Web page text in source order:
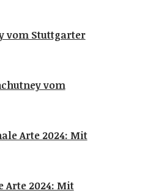
vom Stuttgarter
vom
Arte 2024: Mit
Arte 2024: Mit